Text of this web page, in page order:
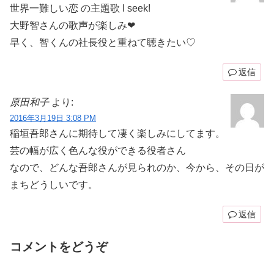
世界一難しい恋 の主題歌 I seek!
大野智さんの歌声が楽しみ❤︎
早く、智くんの社長役と重ねて聴きたい♡
返信
原田和子 より:
2016年3月19日 3:08 PM
稲垣吾郎さんに期待して凄く楽しみにしてます。
芸の幅が広く色んな役ができる役者さん
なので、どんな吾郎さんが見られのか、今から、その日が
まちどうしいです。
返信
コメントをどうぞ